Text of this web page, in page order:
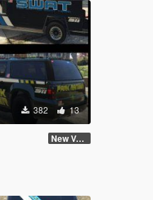
382 13
New Version